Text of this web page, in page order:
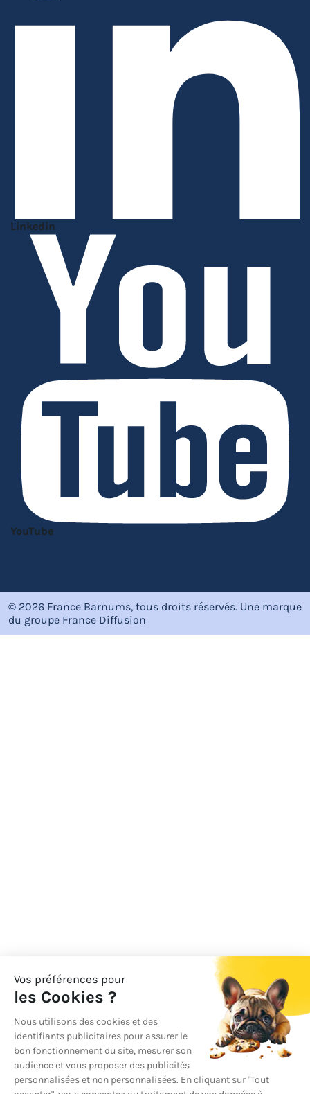
Linkedin
YouTube
© 2026 France Barnums, tous droits réservés. Une marque
du groupe France Diffusion